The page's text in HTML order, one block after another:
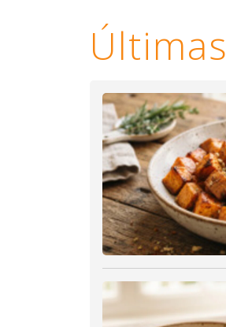
Últimas